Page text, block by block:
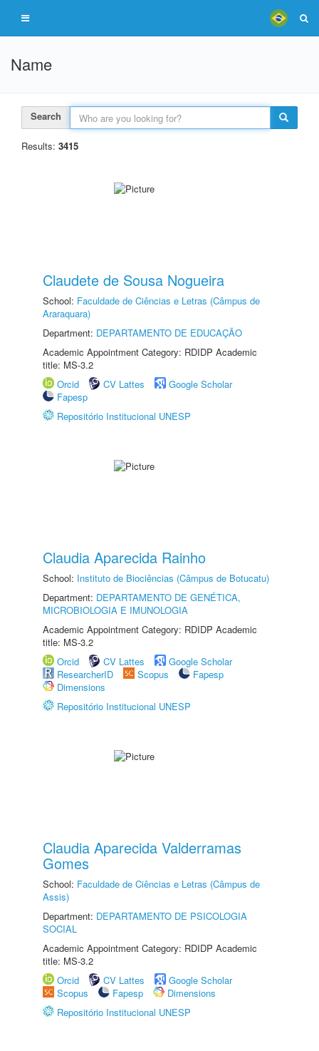
Name
Search
Results: 3415
Claudete de Sousa Nogueira
School: Faculdade de Ciências e Letras (Câmpus de
Araraquara)
Department: DEPARTAMENTO DE EDUCAÇÃO
Academic Appointment Category: RDIDP Academic
title: MS-3.2
Orcid
CV Lattes
Google Scholar
Fapesp
Repositório Institucional UNESP
Claudia Aparecida Rainho
School: Instituto de Biociências (Câmpus de Botucatu)
Department: DEPARTAMENTO DE GENÉTICA,
MICROBIOLOGIA E IMUNOLOGIA
Academic Appointment Category: RDIDP Academic
title: MS-3.2
Orcid
CV Lattes
Google Scholar
ResearcherID
Scopus
Fapesp
Dimensions
Repositório Institucional UNESP
Claudia Aparecida Valderramas
Gomes
School: Faculdade de Ciências e Letras (Câmpus de
Assis)
Department: DEPARTAMENTO DE PSICOLOGIA
SOCIAL
Academic Appointment Category: RDIDP Academic
title: MS-3.2
Orcid
CV Lattes
Google Scholar
Scopus
Fapesp
Dimensions
Repositório Institucional UNESP